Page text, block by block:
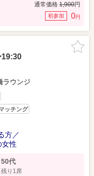
通常価格 1,900円
初参加 0円
19:30
ラウンジ
ッチング
方／
性
50代
残り1席